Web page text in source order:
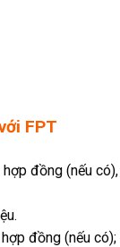
FPT
đồng (nếu
đồng (nếu